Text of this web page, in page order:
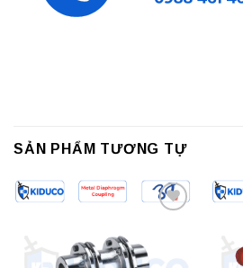
SẢN PHẨM TƯƠNG TỰ